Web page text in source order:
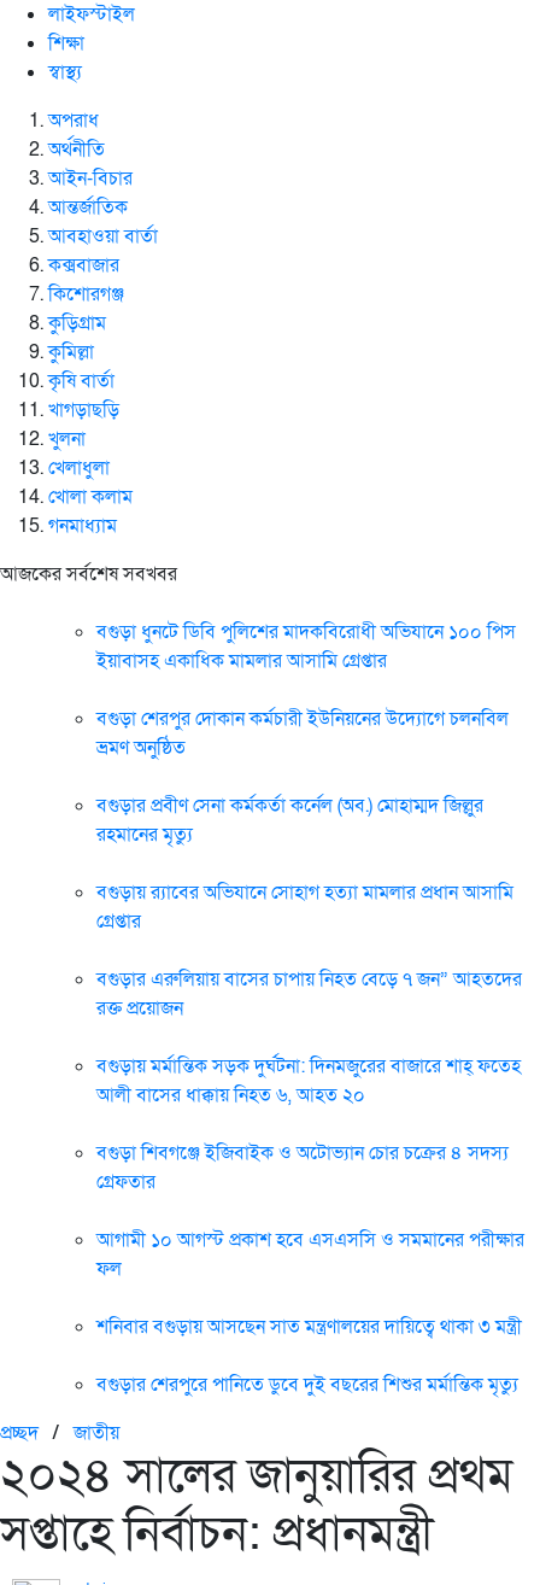
লাইফস্টাইল
শিক্ষা
স্বাস্থ্য
অপরাধ
অর্থনীতি
আইন-বিচার
আন্তর্জাতিক
আবহাওয়া বার্তা
কক্সবাজার
কিশোরগঞ্জ
কুড়িগ্রাম
কুমিল্লা
কৃষি বার্তা
খাগড়াছড়ি
খুলনা
খেলাধুলা
খোলা কলাম
গনমাধ্যাম
আজকের সর্বশেষ সবখবর
বগুড়া ধুনটে ডিবি পুলিশের মাদকবিরোধী অভিযানে ১০০ পিস
ইয়াবাসহ একাধিক মামলার আসামি গ্রেপ্তার
বগুড়া শেরপুর দোকান কর্মচারী ইউনিয়নের উদ্যোগে চলনবিল
ভ্রমণ অনুষ্ঠিত
বগুড়ার প্রবীণ সেনা কর্মকর্তা কর্নেল (অব.) মোহাম্মদ জিল্লুর
রহমানের মৃত্যু
‎বগুড়ায় র‍্যাবের অভিযানে সোহাগ হত্যা মামলার প্রধান আসামি
গ্রেপ্তার
বগুড়ার এরুলিয়ায় বাসের চাপায় নিহত বেড়ে ৭ জন” আহতদের
রক্ত প্রয়োজন
বগুড়ায় মর্মান্তিক সড়ক দুর্ঘটনা: দিনমজুরের বাজারে শাহ্ ফতেহ
আলী বাসের ধাক্কায় নিহত ৬, আহত ২০
বগুড়া শিবগঞ্জে ইজিবাইক ও অটোভ্যান চোর চক্রের ৪ সদস্য
গ্রেফতার
আগামী ১০ আগস্ট প্রকাশ হবে এসএসসি ও সমমানের পরীক্ষার
ফল
শনিবার বগুড়ায় আসছেন সাত মন্ত্রণালয়ের দায়িত্বে থাকা ৩ মন্ত্রী
বগুড়ার শেরপুরে পানিতে ডুবে দুই বছরের শিশুর মর্মান্তিক মৃত্যু
প্রচ্ছদ/জাতীয়
২০২৪ সালের জানুয়ারির প্রথম
সপ্তাহে নির্বাচন: প্রধানমন্ত্রী